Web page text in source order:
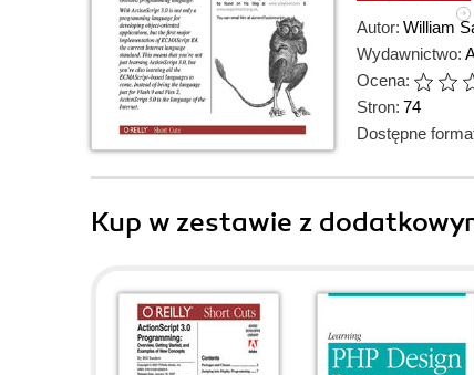
Autor: William
Wydawnictwo:
Ocena:
Stron: 74
Dostępne
Kup w zestawie z